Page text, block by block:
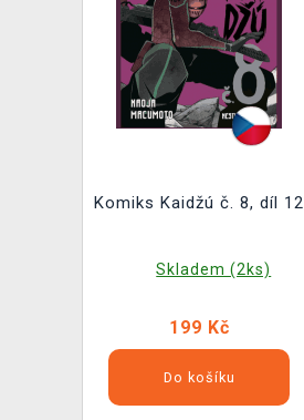
Komiks Kaidžú č. 8, díl 12
Skladem (2ks)
199 Kč
Do košíku